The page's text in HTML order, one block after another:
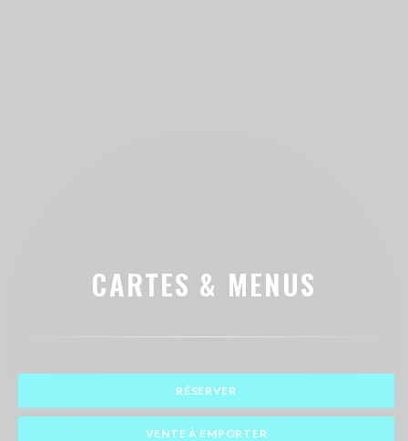
CARTES & MENUS
RÉSERVER
VENTE À EMPORTER